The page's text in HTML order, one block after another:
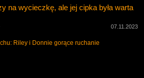
na wycieczkę, ale jej cipka była warta
07.11.2023